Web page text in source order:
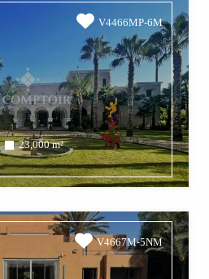
V4466MP-6M
23,000 m²
V4667M-5NM